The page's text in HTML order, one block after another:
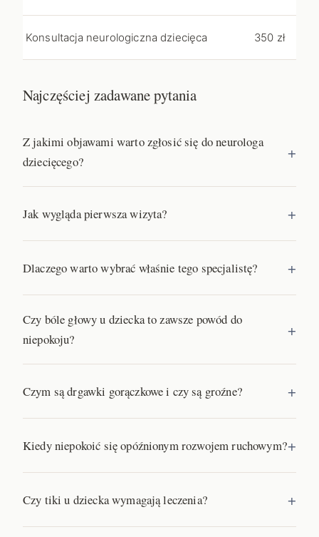
Konsultacja neurologiczna dziecięca 350 zł
Najczęściej zadawane pytania
Z jakimi objawami warto zgłosić się do neurologa
dziecięcego?
Jak wygląda pierwsza wizyta?
Dlaczego warto wybrać właśnie tego specjalistę?
Czy bóle głowy u dziecka to zawsze powód do
niepokoju?
Czym są drgawki gorączkowe i czy są groźne?
Kiedy niepokoić się opóźnionym rozwojem ruchowym?
Czy tiki u dziecka wymagają leczenia?